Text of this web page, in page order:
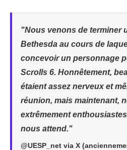
"Nous venons de terminer
Bethesda au cours de
concevoir un personnage
Scrolls 6. Honnêtement,
étaient assez nerveux et
réunion, mais maintenant,
extrêmement
nous attend."
@UESP_net via X